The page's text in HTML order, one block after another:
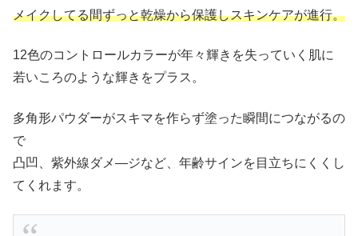
メイクしてる間ずっと乾燥から保護しスキンケアが進行。
12色のコントロールカラーが年々輝きを失っていく肌に
若いころのような輝きをプラス。
多角形パウダーがスキマを作らず塗った瞬間につながるの
で
凸凹、紫外線ダメ―ジなど、年齢サインを目立ちにくくし
てくれます。